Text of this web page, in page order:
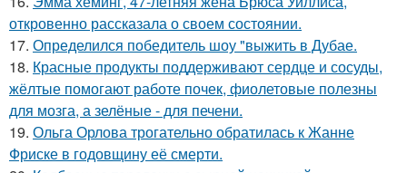
откровенно рассказала о своем состоянии.
17. Определился победитель шоу "выжить в Дубае.
18. Красные продукты поддерживают сердце и сосуды,
жёлтые помогают работе почек, фиолетовые полезны
для мозга, а зелёные - для печени.
19. Ольга Орлова трогательно обратилась к Жанне
Фриске в годовщину её смерти.